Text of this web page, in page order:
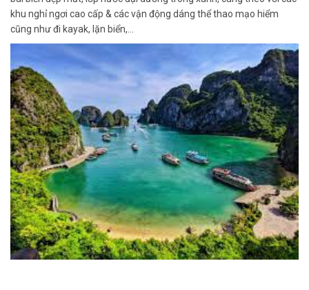
khu nghỉ ngơi cao cấp & các vận động dáng thể thao mạo hiểm
cũng như đi kayak, lặn biển,…